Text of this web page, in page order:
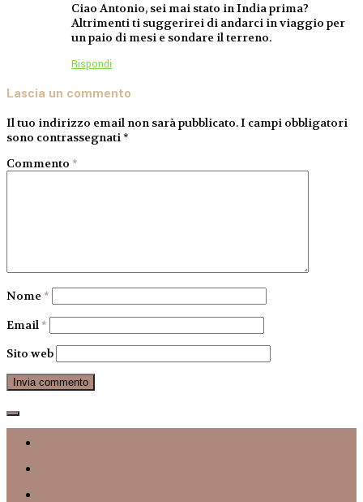
Ciao Antonio, sei mai stato in India prima?
Altrimenti ti suggerirei di andarci in viaggio per
un paio di mesi e sondare il terreno.
Rispondi
Lascia un commento
Il tuo indirizzo email non sarà pubblicato.I campi obbligatori
sono contrassegnati*
Commento *
Nome *
Email *
Sito web